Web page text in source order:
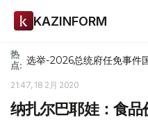
KAZINFORM
热
点: 选举-2026总统府任免事件
21:47, 18 2月 2020
纳扎尔巴耶娃：食品